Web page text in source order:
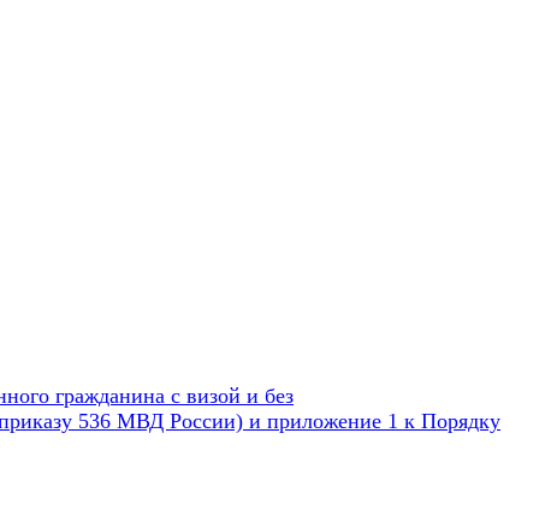
гражданина с визой и без
536 МВД России) и приложение 1 к Порядку